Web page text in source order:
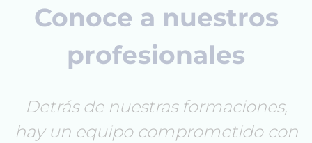
Conoce a nuestros
profesionales
Detrás de nuestras formaciones,
hay un equipo comprometido con